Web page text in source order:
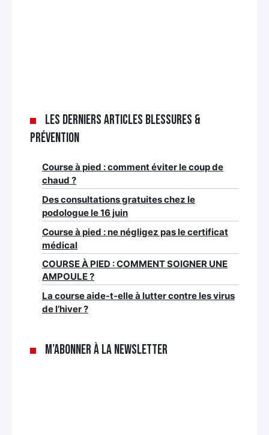
Les derniers articles Blessures &
Prévention
Course à pied : comment éviter le coup de
chaud ?
Des consultations gratuites chez le
podologue le 16 juin
Course à pied : ne négligez pas le certificat
médical
COURSE À PIED : COMMENT SOIGNER UNE
AMPOULE ?
La course aide-t-elle à lutter contre les virus
de l’hiver ?
M’abonner à la newsletter